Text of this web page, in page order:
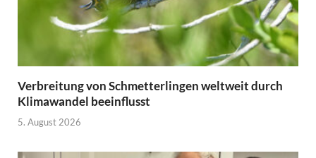
Verbreitung von Schmetterlingen weltweit durch
Klimawandel beeinflusst
5. August 2026